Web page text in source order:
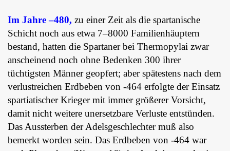
Im Jahre –480, zu einer Zeit als die spartanische
Schicht noch aus etwa 7–8000 Familienhäuptern
bestand, hatten die Spartaner bei Thermopylai zwar
anscheinend noch ohne Bedenken 300 ihrer
tüchtigsten Männer geopfert; aber spätestens nach dem
verlustreichen Erdbeben von -464 erfolgte der Einsatz
spartiatischer Krieger mit immer größerer Vorsicht,
damit nicht weitere unersetzbare Verluste entstünden.
Das Aussterben der Adelsgeschlechter muß also
bemerkt worden sein. Das Erdbeben von -464 war